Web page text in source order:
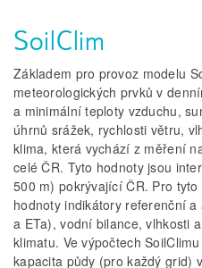
SoilClim
Základem pro provoz modelu
meteorologických prvků v
a minimální teploty vzduchu,
úhrnů srážek, rychlosti větru,
klima, která vychází z měření
celé ČR. Tyto hodnoty jsou
500 m) pokrývající ČR. Pro
hodnoty indikátory referenční
a ETa), vodní bilance, vlhkosti
klimatu. Ve výpočtech
kapacita půdy (pro každý grid)